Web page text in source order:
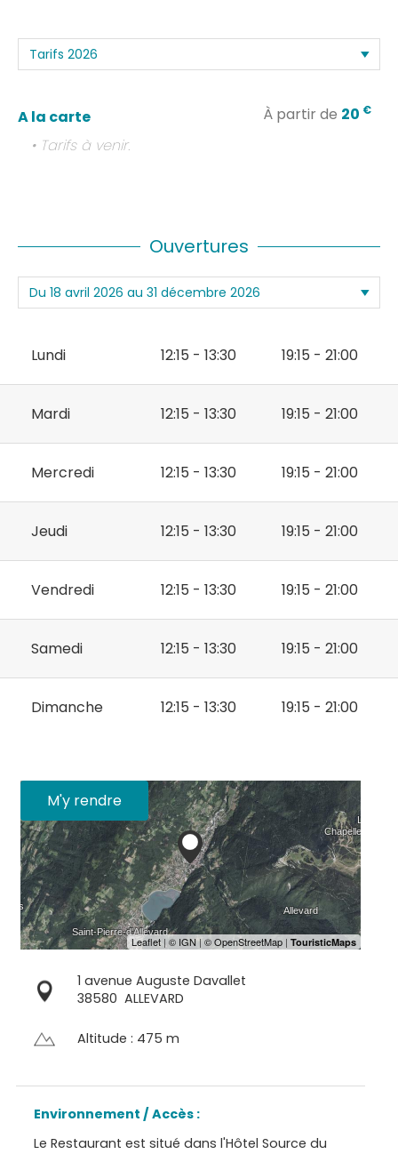
A la carte À partir de 20 €
• Tarifs à venir.
Ouvertures
Lundi 12:15 - 13:30 19:15 - 21:00
Mardi 12:15 - 13:30 19:15 - 21:00
Mercredi 12:15 - 13:30 19:15 - 21:00
Jeudi 12:15 - 13:30 19:15 - 21:00
Vendredi 12:15 - 13:30 19:15 - 21:00
Samedi 12:15 - 13:30 19:15 - 21:00
Dimanche 12:15 - 13:30 19:15 - 21:00
M'y rendre
1 avenue Auguste Davallet
38580 ALLEVARD
Altitude : 475 m
Environnement / Accès :
Le Restaurant est situé dans l'Hôtel Source du